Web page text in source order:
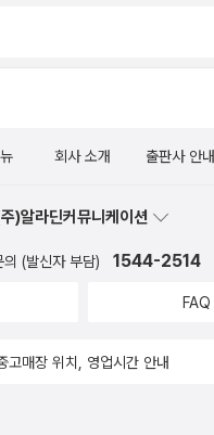
회사 소개 출판사 안내
)알라딘커뮤니케이션
의 (발신자 부담) 1544-2514
FAQ
고매장 위치, 영업시간 안내